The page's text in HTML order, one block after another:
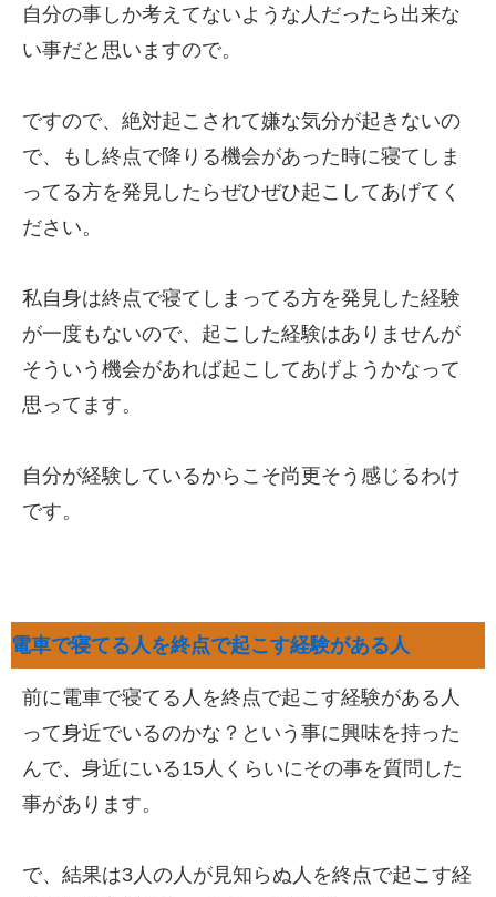
自分の事しか考えてないような人だったら出来な
い事だと思いますので。
ですので、絶対起こされて嫌な気分が起きないの
で、もし終点で降りる機会があった時に寝てしま
ってる方を発見したらぜひぜひ起こしてあげてく
ださい。
私自身は終点で寝てしまってる方を発見した経験
が一度もないので、起こした経験はありませんが
そういう機会があれば起こしてあげようかなって
思ってます。
自分が経験しているからこそ尚更そう感じるわけ
です。
電車で寝てる人を終点で起こす経験がある人
前に電車で寝てる人を終点で起こす経験がある人
って身近でいるのかな？という事に興味を持った
んで、身近にいる15人くらいにその事を質問した
事があります。
で、結果は3人の人が見知らぬ人を終点で起こす経